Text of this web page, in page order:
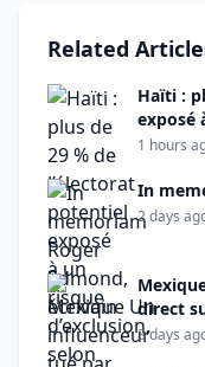
Related
Haïti :
exposé
analyse
1 hours
In
2 days
direct
3 days